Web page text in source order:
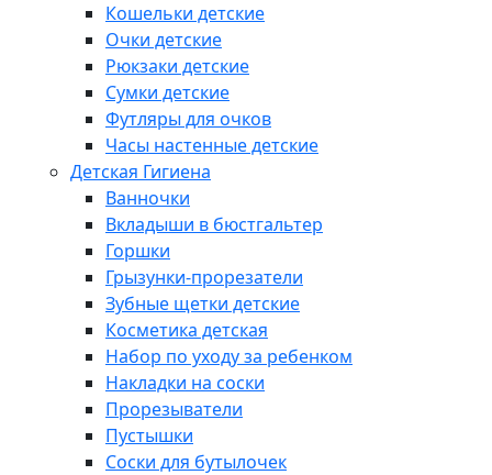
Кошельки детские
Очки детские
Рюкзаки детские
Сумки детские
Футляры для очков
Часы настенные детские
Детская Гигиена
Ванночки
Вкладыши в бюстгальтер
Горшки
Грызунки-прорезатели
Зубные щетки детские
Косметика детская
Набор по уходу за ребенком
Накладки на соски
Прорезыватели
Пустышки
Соски для бутылочек